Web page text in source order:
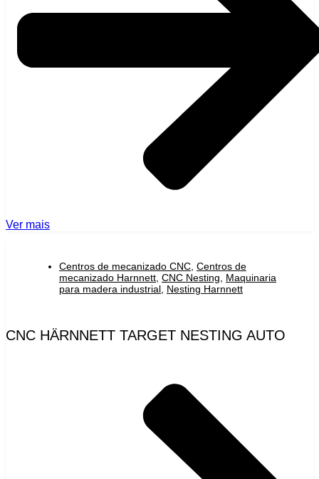
Ver mais
Centros de mecanizado CNC, Centros de
mecanizado Harnnett, CNC Nesting, Maquinaria
para madera industrial, Nesting Harnnett
CNC HÄRNNETT TARGET NESTING AUTO